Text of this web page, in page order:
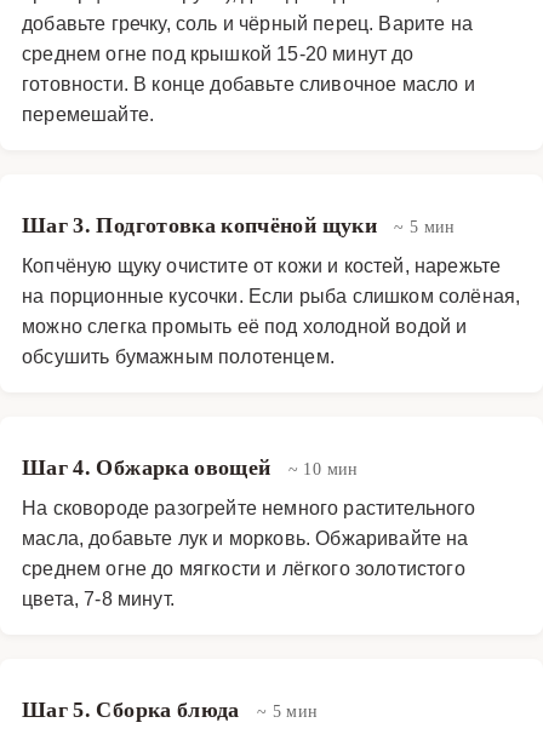
добавьте гречку, соль и чёрный перец. Варите на
среднем огне под крышкой 15-20 минут до
готовности. В конце добавьте сливочное масло и
перемешайте.
Шаг 3. Подготовка копчёной щуки ~ 5 мин
Копчёную щуку очистите от кожи и костей, нарежьте
на порционные кусочки. Если рыба слишком солёная,
можно слегка промыть её под холодной водой и
обсушить бумажным полотенцем.
Шаг 4. Обжарка овощей ~ 10 мин
На сковороде разогрейте немного растительного
масла, добавьте лук и морковь. Обжаривайте на
среднем огне до мягкости и лёгкого золотистого
цвета, 7-8 минут.
Шаг 5. Сборка блюда ~ 5 мин